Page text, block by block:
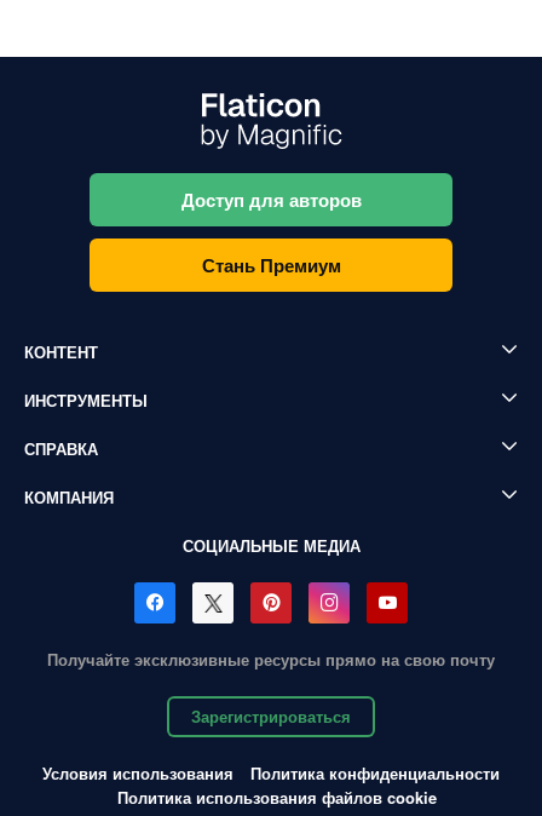
Доступ для авторов
Стань Премиум
КОНТЕНТ
ИНСТРУМЕНТЫ
СПРАВКА
КОМПАНИЯ
СОЦИАЛЬНЫЕ МЕДИА
Получайте эксклюзивные ресурсы прямо на свою почту
Зарегистрироваться
Условия использования
Политика конфиденциальности
Политика использования файлов cookie